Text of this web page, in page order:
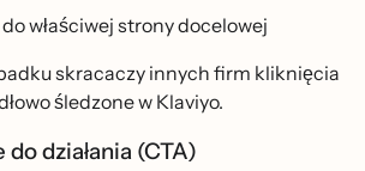
właściwej strony docelowej
skracaczy innych firm kliknięcia
śledzone w Klaviyo.
do działania (CTA)